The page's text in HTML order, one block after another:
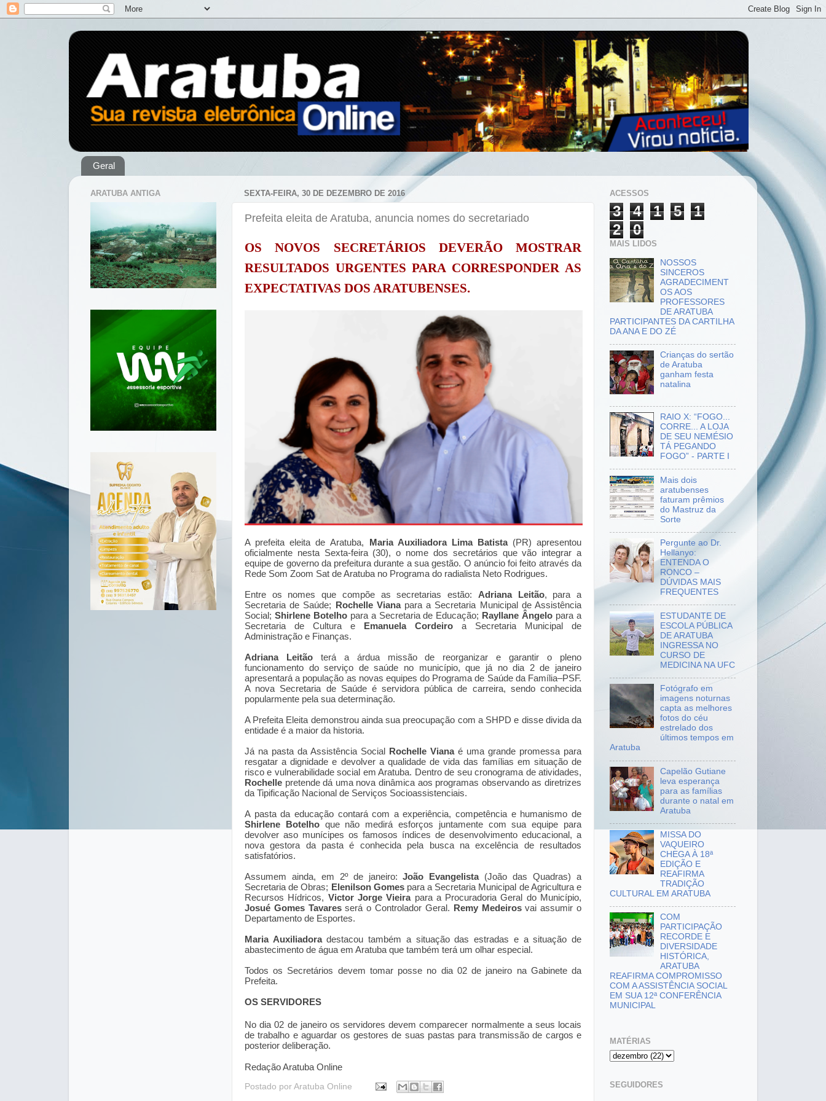
Geral
SEXTA-FEIRA, 30 DE DEZEMBRO DE 2016
Prefeita eleita de Aratuba, anuncia nomes do secretariado
OS NOVOS SECRETÁRIOS DEVERÃO MOSTRAR
RESULTADOS URGENTES PARA CORRESPONDERAS
EXPECTATIVAS DOS ARATUBENSES.
A prefeita eleita de Aratuba, Maria Auxiliadora Lima Batista(PR) apresentou
oficialmente nesta Sexta-feira (30), o nome dos secretários que vão integrar a
equipe de governo da prefeitura durante a sua gestão. O anúncio foi feito através da
Rede Som Zoom Sat de Aratuba no Programa do radialista Neto Rodrigues.
Entre os nomes que compõe as secretarias estão: Adriana Leitão, para a
Secretaria de Saúde;
Rochelle Vianapara a Secretaria Municipal de Assistência
Social; Shirlene Botelhopara a Secretaria de Educação; Rayllane Ângelo para a
Secretaria de Cultura e
Emanuela Cordeiro a Secretaria Municipal de
Administração e Finanças.
Adriana Leitãoterá a árdua missão de reorganizar e garantir o pleno
funcionamento do serviço de saúde no município, que já no dia 2 de janeiro
apresentará a população as novas equipes do Programa de Saúde da Família–PSF.
A nova Secretaria de Saúde é servidora pública de carreira, sendo conhecida
popularmente pela sua determinação.
A Prefeita Eleita demonstrou ainda sua preocupação com a SHPD e disse divida da
entidade é a maior da historia.
Já na pasta da Assistência Social Rochelle Vianaé uma grande promessa para
resgatar a dignidade e devolver a qualidade de vida das famílias em situação de
risco e vulnerabilidade social em Aratuba. Dentro de seu cronograma de atividades,
Rochelle pretende dá uma nova dinâmica aos programas observando as diretrizes
da Tipificação Nacional de Serviços Socioassistenciais.
A pasta da educação contará com a experiência, competência e humanismo de
Shirlene Botelhoque não medirá esforços juntamente com sua equipe para
devolver aso munícipes os famosos índices de desenvolvimento educacional, a
nova gestora da pasta é conhecida pela busca na excelência de resultados
satisfatórios.
Assumem ainda, em 2º de janeiro:João Evangelista(João das Quadras) a
Secretaria de Obras; Elenilson Gomespara a Secretaria Municipal de Agricultura e
Recursos Hídricos, Victor Jorge Vieirapara a Procuradoria Geral do Município,
Josué Gomes Tavares será o Controlador Geral. Remy Medeirosvai assumir o
Departamento de Esportes.
Maria Auxiliadoradestacoutambém a situação das estradas e a situação de
abastecimento de água em Aratuba que também terá um olhar especial .
Todos os Secretários devem tomar posse no dia 02 de janeiro na Gabinete da
Prefeita.
OS SERVIDORES
No dia 02 de janeiro os servidores devem comparecer normalmente a seus locais
de trabalho e aguardar os gestores de suas pastas para transmissão de cargos e
posterior deliberação.
Redação Aratuba Online
Postado por Aratuba Online
ARATUBA ANTIGA ACESSOS
3 4 1 5
1
2
0
MAIS LIDOS
NOSSOS
SINCEROS
AGRADECIMENT
OS AOS
PROFESSORES
DE ARATUBA
PARTICIPANTES DA CARTILHA
DA ANA E DO ZÉ
Crianças do sertão
de Aratuba
ganham festa
natalina
RAIO X: “FOGO...
CORRE... A LOJA
DE SEU NEMÉSIO
TÁ PEGANDO
FOGO” - PARTE I
Mais dois
aratubenses
faturam prêmios
do Mastruz da
Sorte
Pergunte ao Dr.
Hellanyo:
ENTENDA O
RONCO –
DÚVIDAS MAIS
FREQUENTES
ESTUDANTE DE
ESCOLA PÚBLICA
DE ARATUBA
INGRESSA NO
CURSO DE
MEDICINA NA UFC
Fotógrafo em
imagens noturnas
capta as melhores
fotos do céu
estrelado dos
últimos tempos em
Aratuba
Capelão Gutiane
leva esperança
para as famílias
durante o natal em
Aratuba
MISSA DO
VAQUEIRO
CHEGA À 18ª
EDIÇÃO E
REAFIRMA
TRADIÇÃO
CULTURAL EM ARATUBA
COM
PARTICIPAÇÃO
RECORDE E
DIVERSIDADE
HISTÓRICA,
ARATUBA
REAFIRMA COMPROMISSO
COM A ASSISTÊNCIA SOCIAL
EM SUA 12ª CONFERÊNCIA
MUNICIPAL
MATÉRIAS
SEGUIDORES